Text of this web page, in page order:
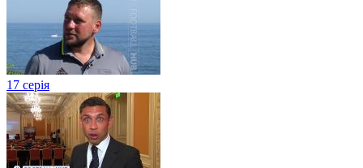
17 серія